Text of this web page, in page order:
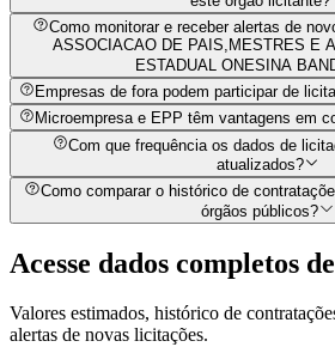
Como monitorar e receber alertas de
ASSOCIACAO DE PAIS,MESTRES E
ESTADUAL ONESINA
Empresas de fora podem participar de
Microempresa e EPP têm vantagens em
Com que frequência os dados de
atualizados?
Como comparar o histórico de
órgãos públicos?
Acesse dados completos de
Valores estimados, histórico de
alertas de novas licitações.